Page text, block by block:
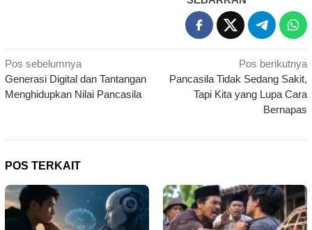
Navigasi
pos
Pos sebelumnya
Generasi Digital dan Tantangan
Menghidupkan Nilai Pancasila
Pos berikutnya
Pancasila Tidak Sedang Sakit,
Tapi Kita yang Lupa Cara
Bernapas
POS TERKAIT